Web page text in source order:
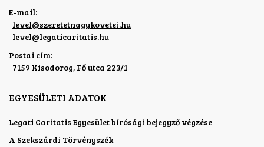
E-mail:
level@szeretetnagykovetei.hu
level@legaticaritatis.hu
Postai cím:
7159 Kisodorog, Fő utca 223/1
EGYESÜLETI ADATOK
Legati Caritatis Egyesület bírósági bejegyző végzése
A Szekszárdi Törvényszék